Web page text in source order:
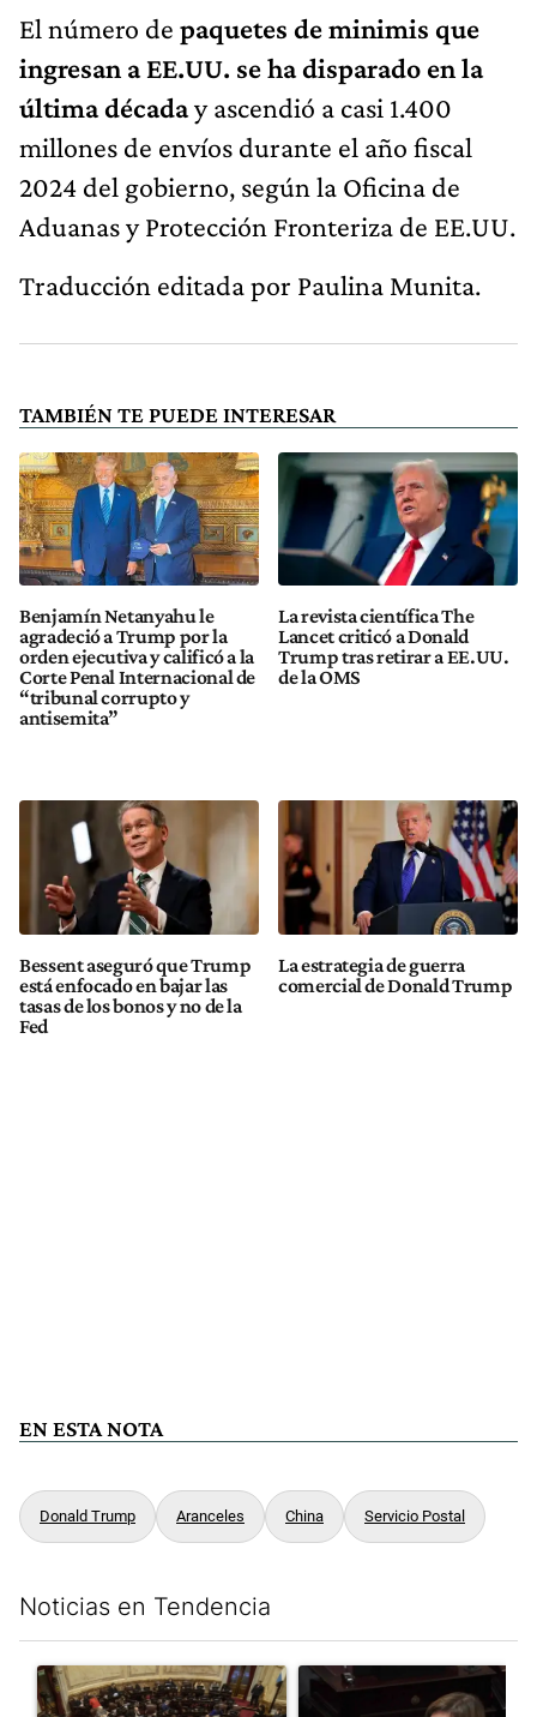
El número de paquetes de minimis que
ingresan a EE.UU. se ha disparado en la
última décaday ascendió a casi 1.400
millones de envíos durante el año fiscal
2024 del gobierno, según la Oficina de
Aduanas y Protección Fronteriza de EE.UU.
Traducción editada por Paulina Munita.
TAMBIÉN TE PUEDE INTERESAR
Benjamín Netanyahu le
agradeció a Trump por la
orden ejecutiva y calificó a la
Corte Penal Internacional de
“tribunal corrupto y
antisemita”
La revista científica The
Lancet criticó a Donald
Trump tras retirar a EE.UU.
de la OMS
Bessent aseguró que Trump
está enfocado en bajar las
tasas de los bonos y no de la
Fed
La estrategia de guerra
comercial de Donald Trump
EN ESTA NOTA
Donald Trump Aranceles China Servicio Postal
Noticias en Tendencia
Un artículo de tendencia con el título "El Senado dio media
Un artículo de tendencia